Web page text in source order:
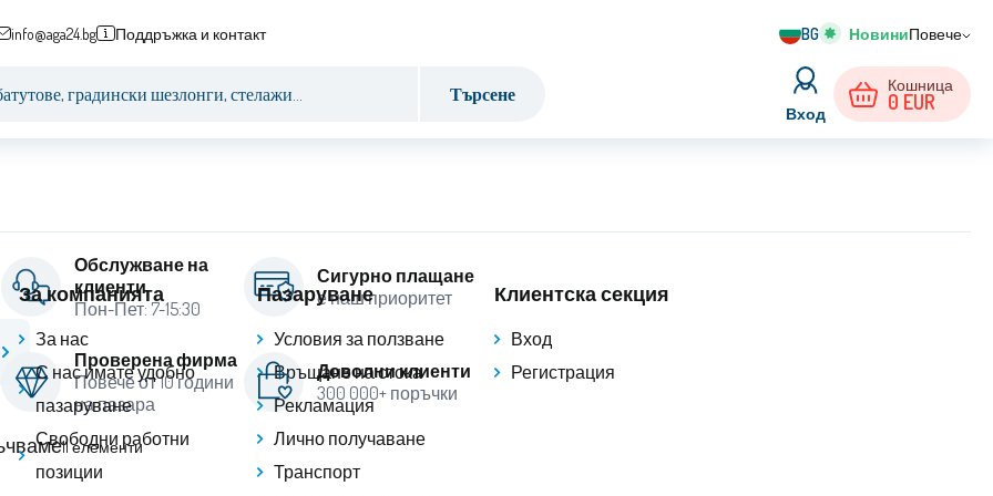
BG Повече
info@aga24.bg Поддръжка и контакт
Търсене
Вход
Кошница
0 EUR
11елементи
Обслужване на
клиенти
Пон-Пет: 7-15:30
Сигурно плащане
е наш приоритет
Проверена фирма
Повече от 10 години
на пазара
Доволни клиенти
300 000+ поръчки
За компанията
За нас
С нас имате удобно
пазаруване
Свободни работни
позиции
Пазаруване
Условия за ползване
Връщане на стока
Рекламация
Лично получаване
Транспорт
Клиентска секция
Вход
Регистрация